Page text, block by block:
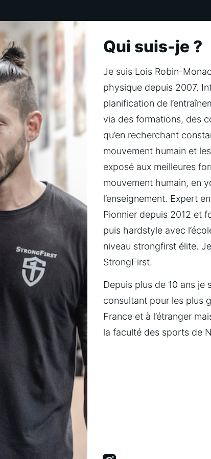
Qui suis-je ?
Je suis Lois Robin-
physique depuis 2007.
planification de
via des formations, des
qu’en recherchant
mouvement humain et
exposé aux meilleures
mouvement humain, en
l’enseignement. Expert
Pionnier depuis 2012 et
puis hardstyle avec
niveau strongfirst élite.
StrongFirst.
Depuis plus de 10 ans je
consultant pour les plus
France et à l’étranger
la faculté des sports de